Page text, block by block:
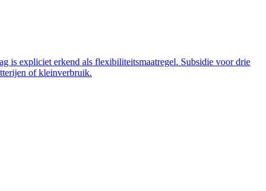
is expliciet erkend als flexibiliteitsmaatregel. Subsidie voor drie
of kleinverbruik.